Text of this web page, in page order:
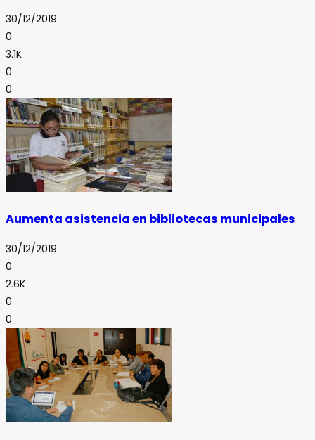
30/12/2019
0
3.1K
0
0
Aumenta asistencia en bibliotecas municipales
30/12/2019
0
2.6K
0
0